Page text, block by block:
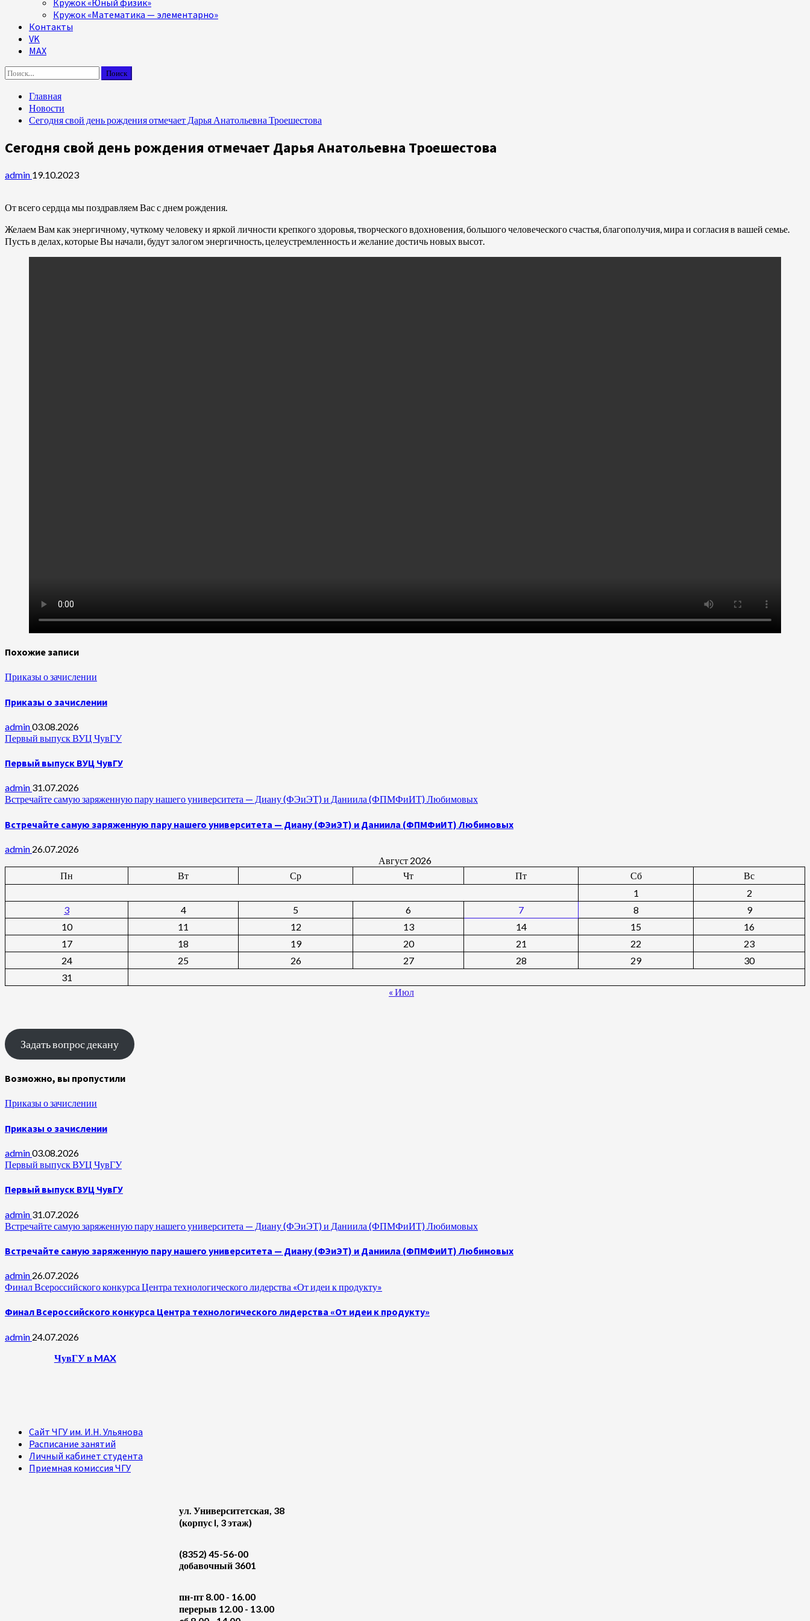
Кружок «Юный физик»
Кружок «Математика — элементарно»
Контакты
VK
MAX
Найти:
Главная
Новости
Сегодня свой день рождения отмечает Дарья Анатольевна Троешестова
Сегодня свой день рождения отмечает Дарья Анатольевна Троешестова
admin 19.10.2023
От всего сердца мы поздравляем Вас с днем рождения.
Желаем Вам как энергичному, чуткому человеку и яркой личности крепкого здоровья, творческого вдохновения, большого человеческого счастья, благополучия, мира и согласия в вашей семье.
Пусть в делах, которые Вы начали, будут залогом энергичность, целеустремленность и желание достичь новых высот.
Похожие записи
Приказы о зачислении
Приказы о зачислении
admin03.08.2026
Первый выпуск ВУЦ ЧувГУ
Первый выпуск ВУЦ ЧувГУ
admin 31.07.2026
Встречайте самую заряженную пару нашего университета — Диану (ФЭиЭТ) и Даниила (ФПМФиИТ) Любимовых
Встречайте самую заряженную пару нашего университета — Диану (ФЭиЭТ) и Даниила (ФПМФиИТ) Любимовых
admin 26.07.2026
Август 2026
Пн
Вт Ср Чт Пт Сб
Вс
1
2
3
4 5 6 7 8
9
10
11 12 13 14 15
16
17
18 19 20 21 22
23
24
25 26 27 28 29
30
31
« Июл
Задать вопрос декану
Возможно, вы пропустили
Приказы о зачислении
Приказы о зачислении
admin03.08.2026
Первый выпуск ВУЦ ЧувГУ
Первый выпуск ВУЦ ЧувГУ
admin 31.07.2026
Встречайте самую заряженную пару нашего университета — Диану (ФЭиЭТ) и Даниила (ФПМФиИТ) Любимовых
Встречайте самую заряженную пару нашего университета — Диану (ФЭиЭТ) и Даниила (ФПМФиИТ) Любимовых
admin 26.07.2026
Финал Всероссийского конкурса Центра технологического лидерства «От идеи к продукту»
Финал Всероссийского конкурса Центра технологического лидерства «От идеи к продукту»
admin 24.07.2026
ЧувГУ в MAX
Сайт ЧГУ им. И.Н. Ульянова
Расписание занятий
Личный кабинет студента
Приемная комиссия ЧГУ
ул. Университетская, 38
(корпус I, 3 этаж)
(8352) 45-56-00
добавочный 3601
пн-пт 8.00 - 16.00
перерыв 12.00 - 13.00